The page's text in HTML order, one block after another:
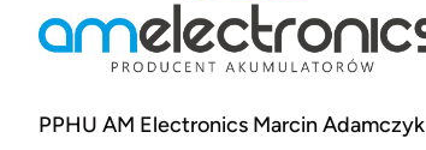
PPHU AM Electronics Marcin Adamczyk